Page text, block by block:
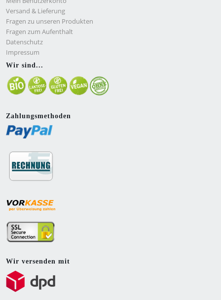
Versand & Lieferung
Fragen zu unseren Produkten
Fragen zum Aufenthalt
Datenschutz
Impressum
Wir sind...
Zahlungsmethoden
Wir versenden mit